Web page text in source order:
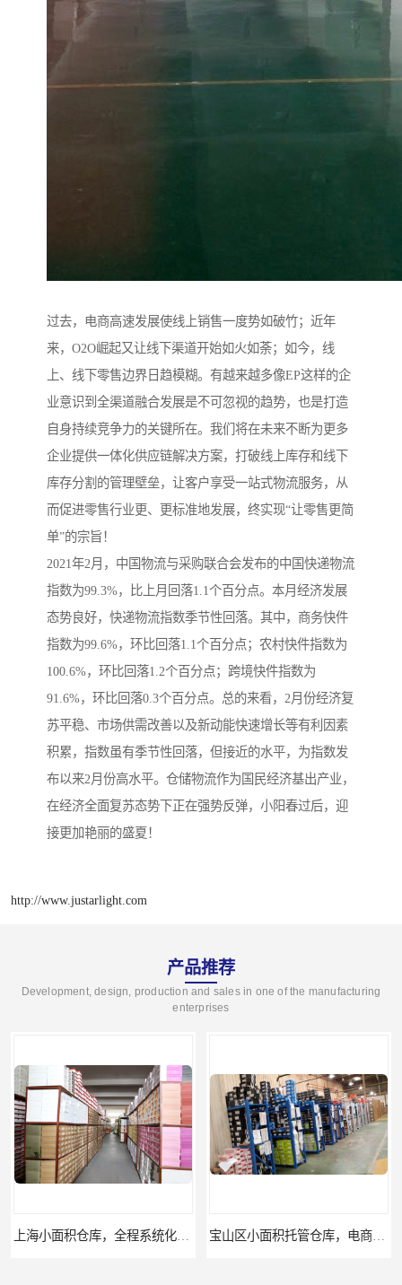
过去，电商高速发展使线上销售一度势如破竹；近年
来，O2O崛起又让线下渠道开始如火如荼；如今，线
上、线下零售边界日趋模糊。有越来越多像EP这样的企
业意识到全渠道融合发展是不可忽视的趋势，也是打造
自身持续竞争力的关键所在。我们将在未来不断为更多
企业提供一体化供应链解决方案，打破线上库存和线下
库存分割的管理壁垒，让客户享受一站式物流服务，从
而促进零售行业更、更标准地发展，终实现“让零售更简
单”的宗旨！
2021年2月，中国物流与采购联合会发布的中国快递物流
指数为99.3%，比上月回落1.1个百分点。本月经济发展
态势良好，快递物流指数季节性回落。其中，商务快件
指数为99.6%，环比回落1.1个百分点；农村快件指数为
100.6%，环比回落1.2个百分点；跨境快件指数为
91.6%，环比回落0.3个百分点。总的来看，2月份经济复
苏平稳、市场供需改善以及新动能快速增长等有利因素
积累，指数虽有季节性回落，但接近的水平，为指数发
布以来2月份高水平。仓储物流作为国民经济基出产业，
在经济全面复苏态势下正在强势反弹，小阳春过后，迎
接更加艳丽的盛夏！
http://www.justarlight.com
产品推荐
Development, design, production and sales in one of the manufacturing
enterprises